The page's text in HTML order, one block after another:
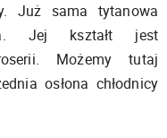
Już sama tytanowa
Jej kształt jest
Możemy tutaj
osłona chłodnicy